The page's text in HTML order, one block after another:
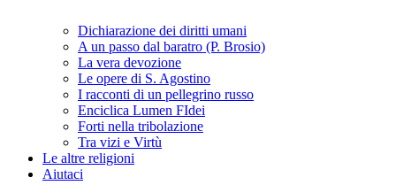
Dichiarazione dei diritti umani
A un passo dal baratro (P. Brosio)
La vera devozione
Le opere di S. Agostino
I racconti di un pellegrino russo
Enciclica Lumen FIdei
Forti nella tribolazione
Tra vizi e Virtù
Le altre religioni
Aiutaci